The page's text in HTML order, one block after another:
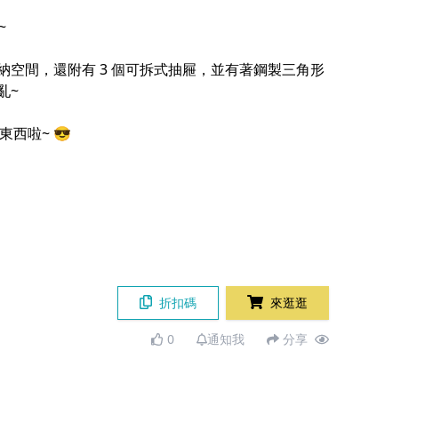
間，還附有 3 個可拆式抽屜，並有著鋼製三角形
~
西啦~ 😎
折扣碼 來逛逛
0 通知我 分享